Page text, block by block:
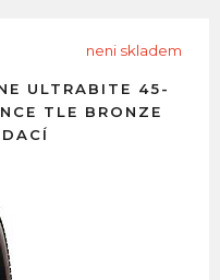
neni skladem
ULTRABITE 45-
TLE BRONZE